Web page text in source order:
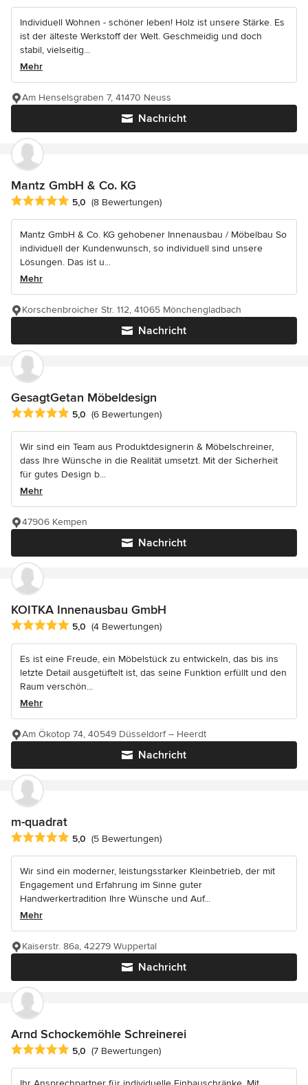
Individuell Wohnen - schöner leben! Holz ist unsere Stärke. Es
ist der älteste Werkstoff der Welt. Geschmeidig und doch
stabil, vielseitig...
Mehr
Nachricht
Am Henselsgraben 7, 41470 Neuss
Mantz GmbH & Co. KG
Durchschnittliche Bewertung: 5 von 5 Sternen
5,0 (8 Bewertungen)
Mantz GmbH & Co. KG gehobener Innenausbau / Möbelbau So
individuell der Kundenwunsch, so individuell sind unsere
Lösungen. Das ist u...
Mehr
Nachricht
Korschenbroicher Str. 112, 41065 Mönchengladbach
GesagtGetan Möbeldesign
Durchschnittliche Bewertung: 5 von 5 Sternen
5,0 (6 Bewertungen)
Wir sind ein Team aus Produktdesignerin & Möbelschreiner,
dass Ihre Wünsche in die Realität umsetzt. Mit der Sicherheit
für gutes Design b...
Mehr
Nachricht
47906 Kempen
KOITKA Innenausbau GmbH
Durchschnittliche Bewertung: 5 von 5 Sternen
5,0 (4 Bewertungen)
Es ist eine Freude, ein Möbelstück zu entwickeln, das bis ins
letzte Detail ausgetüftelt ist, das seine Funktion erfüllt und den
Raum verschön...
Mehr
Nachricht
Am Ökotop 74, 40549 Düsseldorf – Heerdt
m-quadrat
Durchschnittliche Bewertung: 5 von 5 Sternen
5,0 (5 Bewertungen)
Wir sind ein moderner, leistungsstarker Kleinbetrieb, der mit
Engagement und Erfahrung im Sinne guter
Handwerkertradition Ihre Wünsche und Auf...
Mehr
Nachricht
Kaiserstr. 86a, 42279 Wuppertal
Arnd Schockemöhle Schreinerei
Durchschnittliche Bewertung: 5 von 5 Sternen
5,0 (7 Bewertungen)